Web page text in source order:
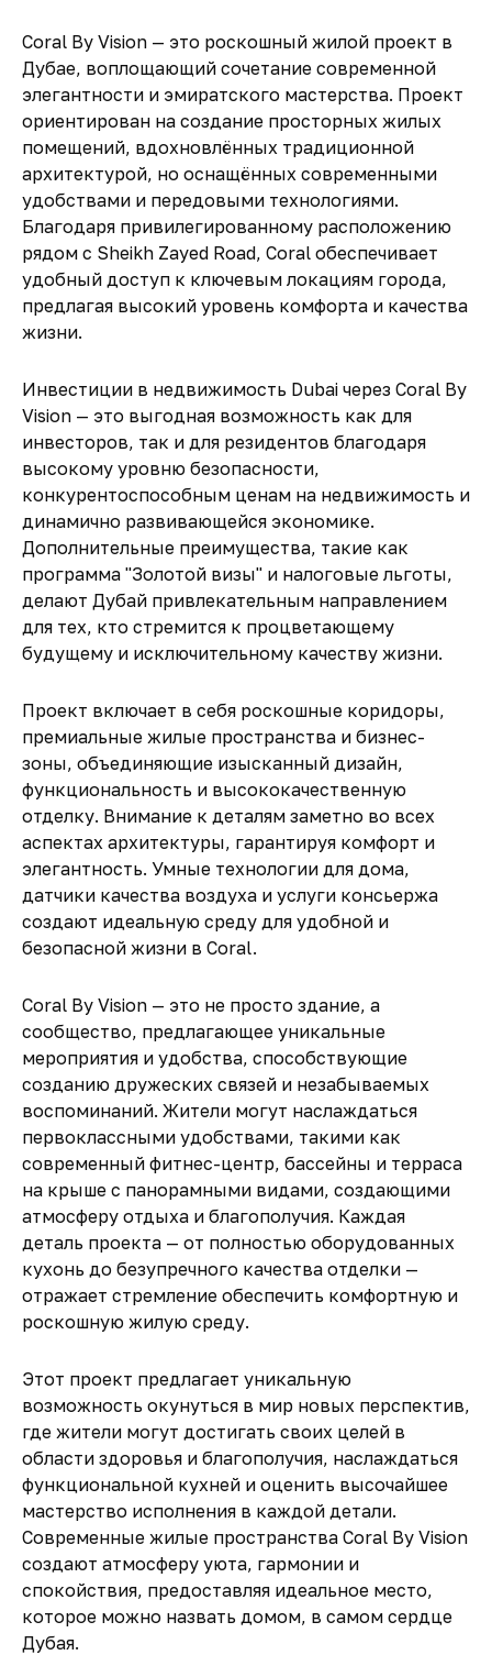
Coral By Vision — это роскошный жилой проект в
Дубае, воплощающий сочетание современной
элегантности и эмиратского мастерства. Проект
ориентирован на создание просторных жилых
помещений, вдохновлённых традиционной
архитектурой, но оснащённых современными
удобствами и передовыми технологиями.
Благодаря привилегированному расположению
рядом с Sheikh Zayed Road, Coral обеспечивает
удобный доступ к ключевым локациям города,
предлагая высокий уровень комфорта и качества
жизни.
Инвестиции в недвижимость Dubai через Coral By
Vision — это выгодная возможность как для
инвесторов, так и для резидентов благодаря
высокому уровню безопасности,
конкурентоспособным ценам на недвижимость и
динамично развивающейся экономике.
Дополнительные преимущества, такие как
программа "Золотой визы" и налоговые льготы,
делают Дубай привлекательным направлением
для тех, кто стремится к процветающему
будущему и исключительному качеству жизни.
Проект включает в себя роскошные коридоры,
премиальные жилые пространства и бизнес-
зоны, объединяющие изысканный дизайн,
функциональность и высококачественную
отделку. Внимание к деталям заметно во всех
аспектах архитектуры, гарантируя комфорт и
элегантность. Умные технологии для дома,
датчики качества воздуха и услуги консьержа
создают идеальную среду для удобной и
безопасной жизни в Coral.
Coral By Vision — это не просто здание, а
сообщество, предлагающее уникальные
мероприятия и удобства, способствующие
созданию дружеских связей и незабываемых
воспоминаний. Жители могут наслаждаться
первоклассными удобствами, такими как
современный фитнес-центр, бассейны и терраса
на крыше с панорамными видами, создающими
атмосферу отдыха и благополучия. Каждая
деталь проекта — от полностью оборудованных
кухонь до безупречного качества отделки —
отражает стремление обеспечить комфортную и
роскошную жилую среду.
Этот проект предлагает уникальную
возможность окунуться в мир новых перспектив,
где жители могут достигать своих целей в
области здоровья и благополучия, наслаждаться
функциональной кухней и оценить высочайшее
мастерство исполнения в каждой детали.
Современные жилые пространства Coral By Vision
создают атмосферу уюта, гармонии и
спокойствия, предоставляя идеальное место,
которое можно назвать домом, в самом сердце
Дубая.